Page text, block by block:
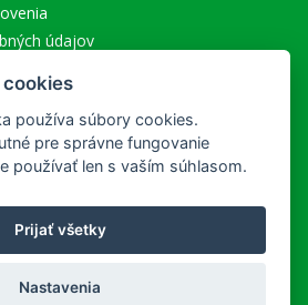
údajov
zdravotníckych informácií
PORIADOK
používa súbory cookies.
pre správne fungovanie
používať len s vaším súhlasom.
Prijať všetky
Nastavenia